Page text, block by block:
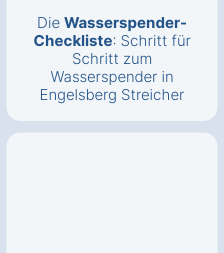
Die Wasserspender-
Checkliste: Schritt für
Schritt zum
Wasserspender in
Engelsberg Streicher